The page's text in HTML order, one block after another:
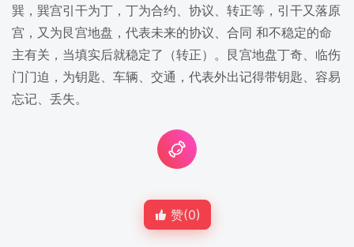
巽，巽宫引干为丁，丁为合约、协议、转正等，引干又落原
宫，又为艮宫地盘，代表未来的协议、合同 和不稳定的命
主有关，当填实后就稳定了（转正）。艮宫地盘丁奇、临伤
门门迫，为钥匙、车辆、交通，代表外出记得带钥匙、容易
忘记、丢失。
赞(0)